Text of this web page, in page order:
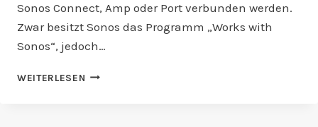
Sonos Connect, Amp oder Port verbunden werden.
Zwar besitzt Sonos das Programm „Works with
Sonos“, jedoch…
WEITERLESEN WELCHE